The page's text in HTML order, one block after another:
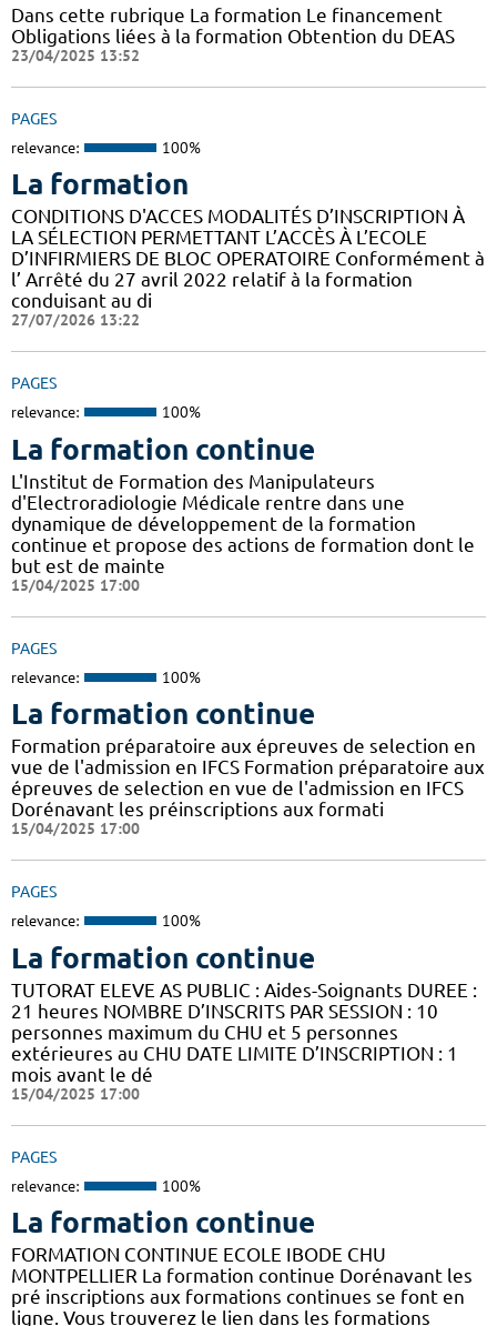
Dans cette rubrique La formation Le financement
Obligations liées à la formation Obtention du DEAS
23/04/2025 13:52
PAGES
relevance: 100%
La formation
CONDITIONS D'ACCES MODALITÉS D’INSCRIPTION À
LA SÉLECTION PERMETTANT L’ACCÈS À L’ECOLE
D’INFIRMIERS DE BLOC OPERATOIRE Conformément à
l’ Arrêté du 27 avril 2022 relatif à la formation
conduisant au di
27/07/2026 13:22
PAGES
relevance: 100%
La formation continue
L'Institut de Formation des Manipulateurs
d'Electroradiologie Médicale rentre dans une
dynamique de développement de la formation
continue et propose des actions de formation dont le
but est de mainte
15/04/2025 17:00
PAGES
relevance: 100%
La formation continue
Formation préparatoire aux épreuves de selection en
vue de l'admission en IFCS Formation préparatoire aux
épreuves de selection en vue de l'admission en IFCS
Dorénavant les préinscriptions aux formati
15/04/2025 17:00
PAGES
relevance: 100%
La formation continue
TUTORAT ELEVE AS PUBLIC : Aides-Soignants DUREE :
21 heures NOMBRE D’INSCRITS PAR SESSION : 10
personnes maximum du CHU et 5 personnes
extérieures au CHU DATE LIMITE D’INSCRIPTION : 1
mois avant le dé
15/04/2025 17:00
PAGES
relevance: 100%
La formation continue
FORMATION CONTINUE ECOLE IBODE CHU
MONTPELLIER La formation continue Dorénavant les
pré inscriptions aux formations continues se font en
ligne. Vous trouverez le lien dans les formations